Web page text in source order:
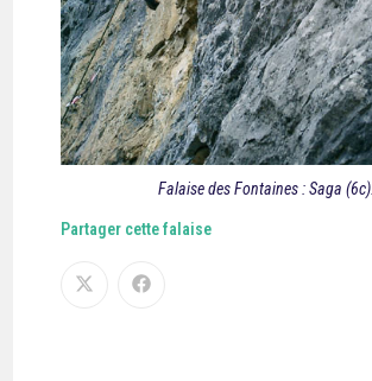
Falaise des Fontaines : Saga (6c).
Partager cette falaise